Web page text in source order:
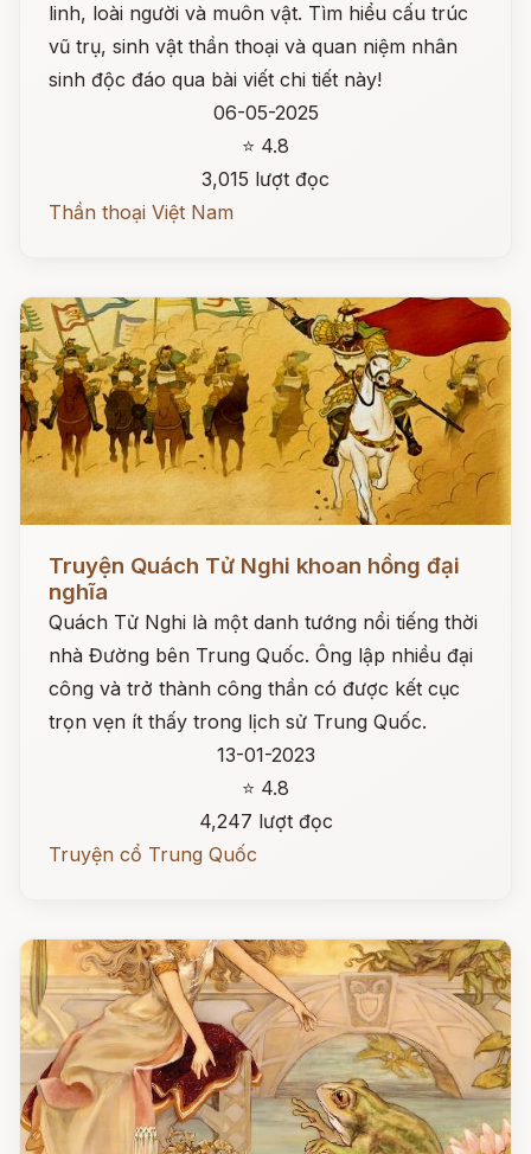
linh, loài người và muôn vật. Tìm hiểu cấu trúc
vũ trụ, sinh vật thần thoại và quan niệm nhân
sinh độc đáo qua bài viết chi tiết này!
06-05-2025
⭐ 4.8
3,015 lượt đọc
Thần thoại Việt Nam
Truyện Quách Tử Nghi khoan hồng đại
nghĩa
Quách Tử Nghi là một danh tướng nổi tiếng thời
nhà Đường bên Trung Quốc. Ông lập nhiều đại
công và trở thành công thần có được kết cục
trọn vẹn ít thấy trong lịch sử Trung Quốc.
13-01-2023
⭐ 4.8
4,247 lượt đọc
Truyện cổ Trung Quốc